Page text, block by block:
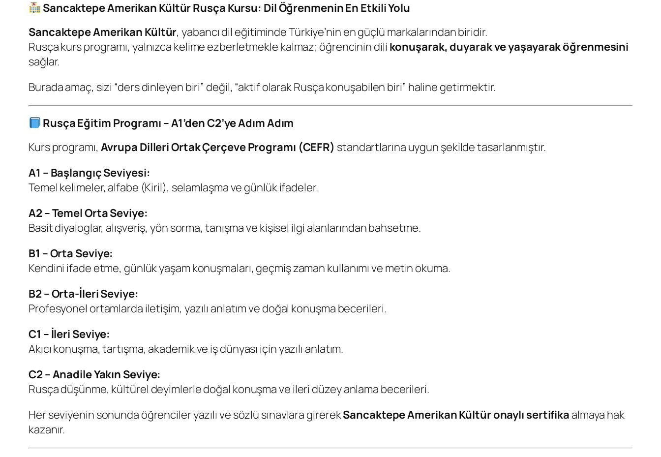
Sancaktepe Amerikan Kültür Rusça Kursu: Dil Öğrenmenin En Etkili Yolu
Sancaktepe Amerikan Kültür, yabancı dil eğitiminde Türkiye’nin en güçlü markalarından biridir.
Rusça kurs programı, yalnızca kelime ezberletmekle kalmaz; öğrencinin dili konuşarak, duyarak ve yaşayarak öğrenmesini
sağlar.
Burada amaç, sizi “ders dinleyen biri” değil, “aktif olarak Rusça konuşabilen biri” haline getirmektir.
Rusça Eğitim Programı – A1’den C2’ye Adım Adım
Kurs programı, Avrupa Dilleri Ortak Çerçeve Programı (CEFR) standartlarına uygun şekilde tasarlanmıştır.
A1 – Başlangıç Seviyesi:
Temel kelimeler, alfabe (Kiril), selamlaşma ve günlük ifadeler.
A2 – Temel Orta Seviye:
Basit diyaloglar, alışveriş, yön sorma, tanışma ve kişisel ilgi alanlarından bahsetme.
B1 – Orta Seviye:
Kendini ifade etme, günlük yaşam konuşmaları, geçmiş zaman kullanımı ve metin okuma.
B2 – Orta-İleri Seviye:
Profesyonel ortamlarda iletişim, yazılı anlatım ve doğal konuşma becerileri.
C1 – İleri Seviye:
Akıcı konuşma, tartışma, akademik ve iş dünyası için yazılı anlatım.
C2 – Anadile Yakın Seviye:
Rusça düşünme, kültürel deyimlerle doğal konuşma ve ileri düzey anlama becerileri.
Her seviyenin sonunda öğrenciler yazılı ve sözlü sınavlara girerekSancaktepe Amerikan Kültür onaylı sertifika almaya hak
kazanır.